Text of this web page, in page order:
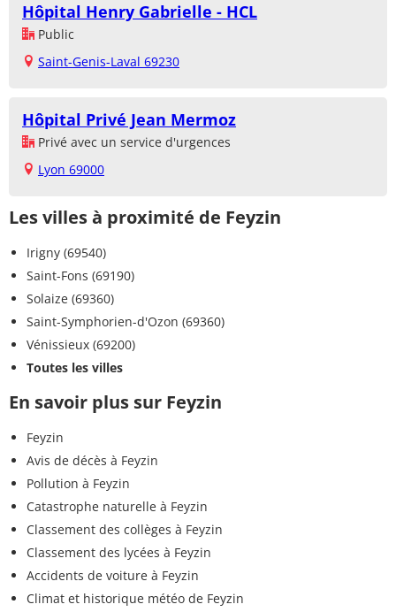
Hôpital Henry Gabrielle - HCL
Public
Saint-Genis-Laval 69230
Hôpital Privé Jean Mermoz
Privé avec un service d'urgences
Lyon 69000
Les villes à proximité de Feyzin
Irigny (69540)
Saint-Fons (69190)
Solaize (69360)
Saint-Symphorien-d'Ozon (69360)
Vénissieux (69200)
Toutes les villes
En savoir plus sur Feyzin
Feyzin
Avis de décès à Feyzin
Pollution à Feyzin
Catastrophe naturelle à Feyzin
Classement des collèges à Feyzin
Classement des lycées à Feyzin
Accidents de voiture à Feyzin
Climat et historique météo de Feyzin